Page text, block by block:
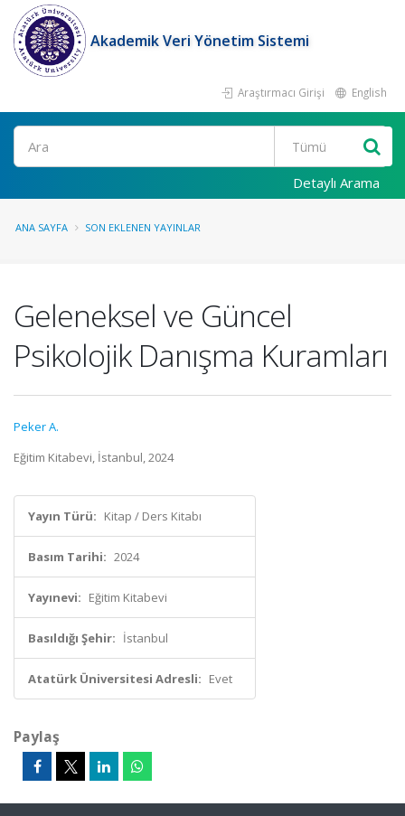
Akademik Veri Yönetim Sistemi
Araştırmacı Girişi English
Ara
Detaylı Arama
ANA SAYFA SON EKLENEN YAYINLAR
Geleneksel ve Güncel
Psikolojik Danışma Kuramları
Peker A.
Eğitim Kitabevi, İstanbul, 2024
Yayın Türü: Kitap / Ders Kitabı
Basım Tarihi: 2024
Yayınevi: Eğitim Kitabevi
Basıldığı Şehir: İstanbul
Atatürk Üniversitesi Adresli: Evet
Paylaş